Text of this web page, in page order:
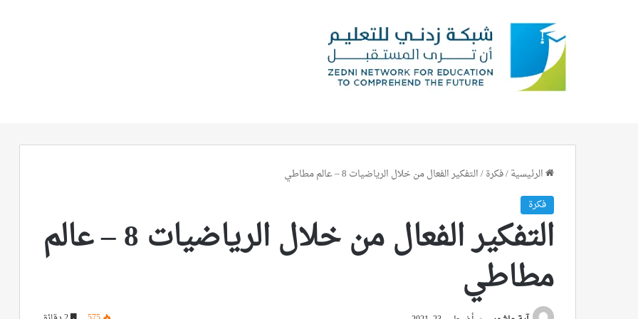
الرئيسية/فكرة/التفكير الفعال من خلال الرياضيات 8 – عالم مطاطي
فكرة
التفكير الفعال من خلال الرياضيات 8 – عالم
مطاطي